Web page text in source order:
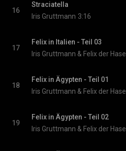
16
Straciatella
Iris Gruttmann 3:16
17
Felix in Italien - Teil 03
Iris Gruttmann & Felix der Hase
18
Felix in Ägypten - Teil 01
Iris Gruttmann & Felix der Hase
19
Felix in Ägypten - Teil 02
Iris Gruttmann & Felix der Hase